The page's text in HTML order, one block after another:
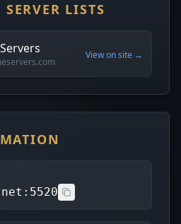
LISTS
View on site →